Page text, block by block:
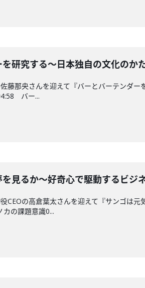
研究する〜日本独自の文化のか
藤那央さんを迎えて『バーとバーテンダ
バー...
見るか〜好奇心で駆動するビジ
CEOの高倉葉太さんを迎えて『サンゴは
の課題意識0...